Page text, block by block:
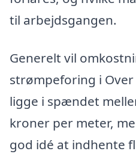
til arbejdsgangen.
Generelt vil
strømpeforing i
ligge i spændet
kroner per meter,
god idé at indhente